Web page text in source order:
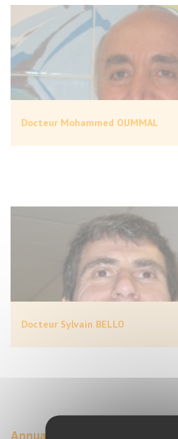
Docteur Mohammed OUMMAL
Docteur Sylvain BELLO
Annuaire des services